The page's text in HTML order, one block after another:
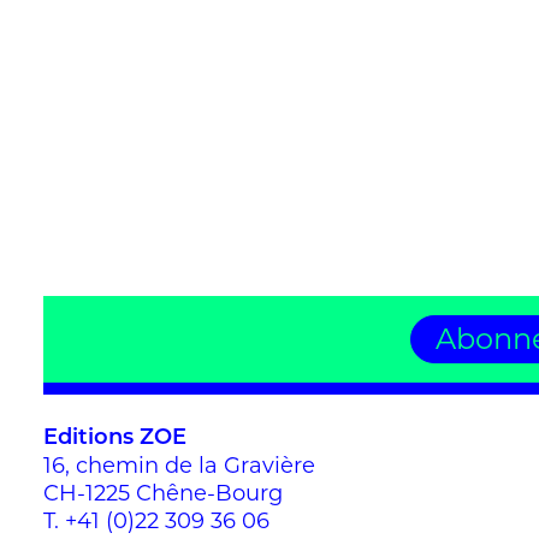
Editions ZOE
16, chemin de la Gravière
CH-1225 Chêne-Bourg
T. +41 (0)22 309 36 06